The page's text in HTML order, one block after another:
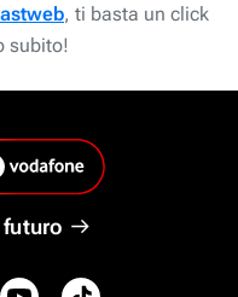
, ti basta un click
subito!